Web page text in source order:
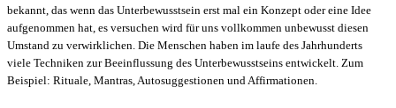
bekannt, das wenn das Unterbewusstsein erst mal ein Konzept oder eine Idee
aufgenommen hat, es versuchen wird für uns vollkommen unbewusst diesen
Umstand zu verwirklichen. Die Menschen haben im laufe des Jahrhunderts
viele Techniken zur Beeinflussung des Unterbewusstseins entwickelt. Zum
Beispiel: Rituale, Mantras, Autosuggestionen und Affirmationen.